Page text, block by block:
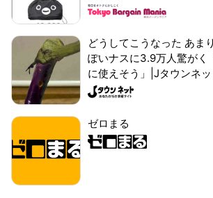
どうしてこうなった あま
ぽいナスに3.9万人驚がく
に使えそう」|Jタウンネッ
ゼロまる